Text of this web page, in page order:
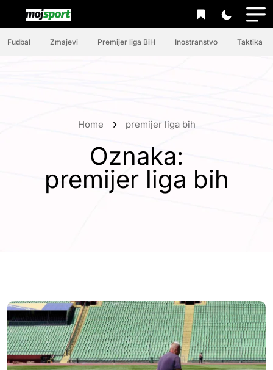
Fudbal Zmajevi Premijer liga BiH Inostranstvo Taktika
Home premijer liga bih
Oznaka:
premijer liga bih